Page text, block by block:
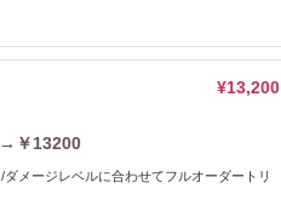
¥13,200
￥13200
メージレベルに合わせてフルオーダートリ